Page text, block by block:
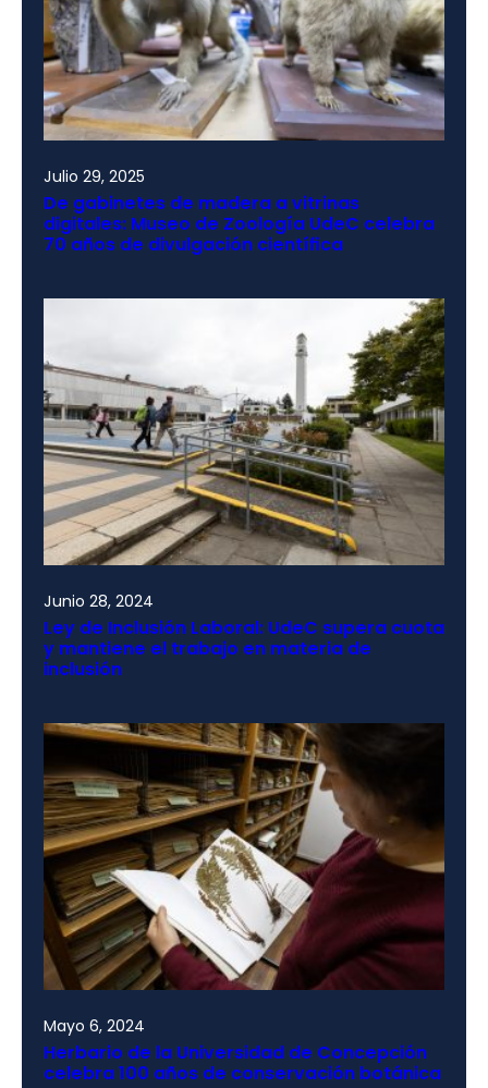
Julio 29, 2025
De gabinetes de madera a vitrinas
digitales: Museo de Zoología UdeC celebra
70 años de divulgación científica
Junio 28, 2024
Ley de Inclusión Laboral: UdeC supera cuota
y mantiene el trabajo en materia de
inclusión
Mayo 6, 2024
Herbario de la Universidad de Concepción
celebra 100 años de conservación botánica